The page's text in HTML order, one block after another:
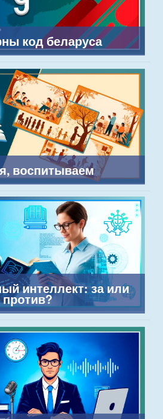
код беларуса
воспитываем
интеллект: за или
против?